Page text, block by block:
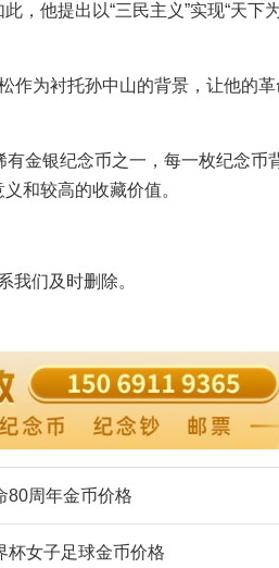
他提出以“三民主义”实现“天下
为衬托孙中山的背景，让他的革
金银纪念币之一，每一枚纪念币
和较高的收藏价值。
我们及时删除。
80周年金币价格
杯女子足球金币价格